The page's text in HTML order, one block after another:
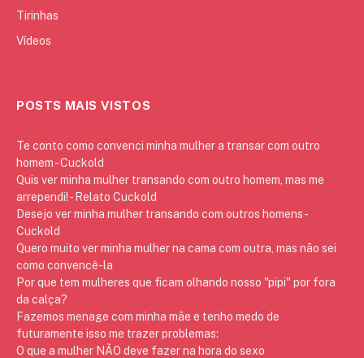
Tirinhas
Vídeos
POSTS MAIS VISTOS
Te conto como convenci minha mulher a transar com outro
homem - Cuckold
Quis ver minha mulher transando com outro homem, mas me
arrependi! - Relato Cuckold
Desejo ver minha mulher transando com outros homens -
Cuckold
Quero muito ver minha mulher na cama com outra, mas não sei
como convencê-la
Por que tem mulheres que ficam olhando nosso "pipi" por fora
da calça?
Fazemos menage com minha mãe e tenho medo de
futuramente isso me trazer problemas:
O que a mulher NÃO deve fazer na hora do sexo